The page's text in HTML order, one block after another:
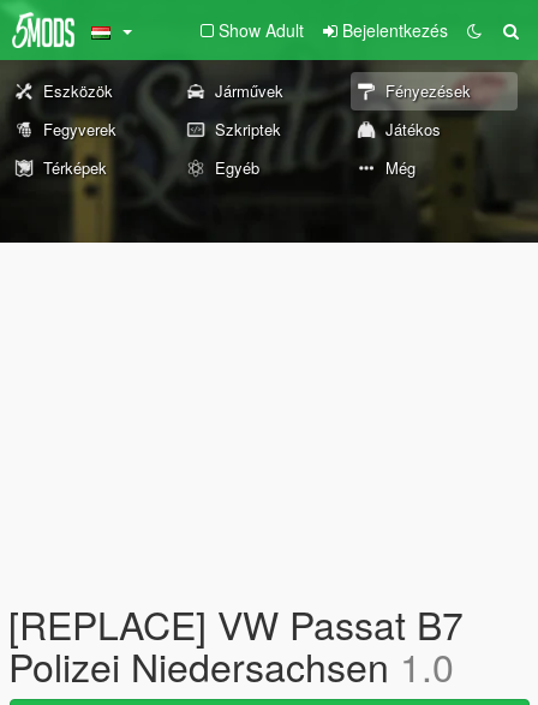
Show Adult Bejelentkezés
Eszközök Járművek
Fényezések
Fegyverek
Szkriptek
Játékos
Térképek
Egyéb Még
[REPLACE] VW Passat B7
Polizei Niedersachsen 1.0